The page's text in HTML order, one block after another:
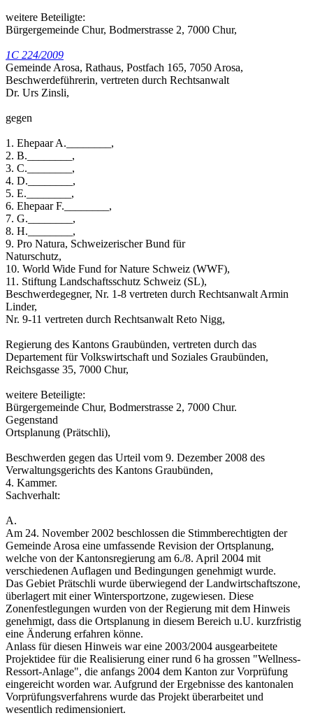
weitere Beteiligte:
Bürgergemeinde Chur, Bodmerstrasse 2, 7000 Chur,
1C 224/2009
Gemeinde Arosa, Rathaus, Postfach 165, 7050 Arosa,
Beschwerdeführerin, vertreten durch Rechtsanwalt
Dr. Urs Zinsli,
gegen
1. Ehepaar A.________,
2. B.________,
3. C.________,
4. D.________,
5. E.________,
6. Ehepaar F.________,
7. G.________,
8. H.________,
9. Pro Natura, Schweizerischer Bund für
Naturschutz,
10. World Wide Fund for Nature Schweiz (WWF),
11. Stiftung Landschaftsschutz Schweiz (SL),
Beschwerdegegner, Nr. 1-8 vertreten durch Rechtsanwalt Armin
Linder,
Nr. 9-11 vertreten durch Rechtsanwalt Reto Nigg,
Regierung des Kantons Graubünden, vertreten durch das
Departement für Volkswirtschaft und Soziales Graubünden,
Reichsgasse 35, 7000 Chur,
weitere Beteiligte:
Bürgergemeinde Chur, Bodmerstrasse 2, 7000 Chur.
Gegenstand
Ortsplanung (Prätschli),
Beschwerden gegen das Urteil vom 9. Dezember 2008 des
Verwaltungsgerichts des Kantons Graubünden,
4. Kammer.
Sachverhalt:
A.
Am 24. November 2002 beschlossen die Stimmberechtigten der
Gemeinde Arosa eine umfassende Revision der Ortsplanung,
welche von der Kantonsregierung am 6./8. April 2004 mit
verschiedenen Auflagen und Bedingungen genehmigt wurde.
Das Gebiet Prätschli wurde überwiegend der Landwirtschaftszone,
überlagert mit einer Wintersportzone, zugewiesen. Diese
Zonenfestlegungen wurden von der Regierung mit dem Hinweis
genehmigt, dass die Ortsplanung in diesem Bereich u.U. kurzfristig
eine Änderung erfahren könne.
Anlass für diesen Hinweis war eine 2003/2004 ausgearbeitete
Projektidee für die Realisierung einer rund 6 ha grossen "Wellness-
Ressort-Anlage", die anfangs 2004 dem Kanton zur Vorprüfung
eingereicht worden war. Aufgrund der Ergebnisse des kantonalen
Vorprüfungsverfahrens wurde das Projekt überarbeitet und
wesentlich redimensioniert.